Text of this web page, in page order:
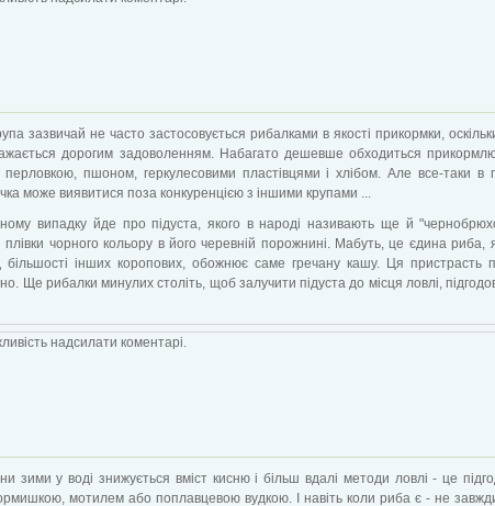
зазвичай не часто застосовується рибалками в якості прикормки,
дорогим задоволенням. Набагато дешевше обходиться
перловкою, пшоном, геркулесовими пластівцями і хлібом. Але все-таки в
може виявитися поза конкуренцією з іншими крупами ...
випадку йде про підуста, якого в народі називають ще й
плівки чорного кольору в його черевній порожнині. Мабуть, це єдина риба,
більшості інших коропових, обожнює саме гречану кашу. Ця пристрасть
Ще рибалки минулих століть, щоб залучити підуста до місця ловлі,
надсилати коментарі.
зими у воді знижується вміст кисню і більш вдалі методи ловлі - це
мотилем або поплавцевою вудкою. І навіть коли риба є - не